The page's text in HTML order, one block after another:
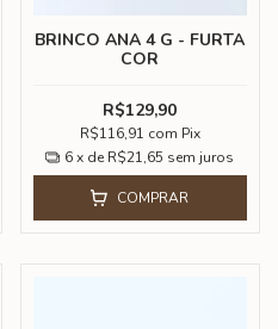
BRINCO ANA 4 G - FURTA
COR
R$129,90
R$116,91 com Pix
6 x de R$21,65 sem juros
COMPRAR